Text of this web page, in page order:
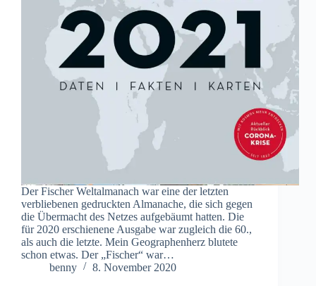
Der Fischer Weltalmanach war eine der letzten
verbliebenen gedruckten Almanache, die sich gegen
die Übermacht des Netzes aufgebäumt hatten. Die
für 2020 erschienene Ausgabe war zugleich die 60.,
als auch die letzte. Mein Geographenherz blutete
schon etwas. Der „Fischer“ war…
benny
8. November 2020